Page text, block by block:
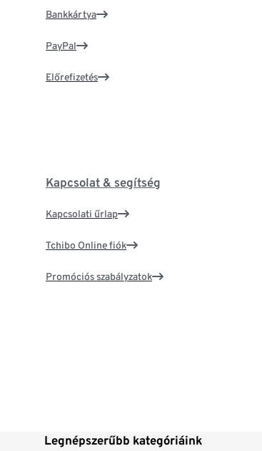
Bankkártya
PayPal
Előrefizetés
Kapcsolat & segítség
Kapcsolati űrlap
Tchibo Online fiók
Promóciós szabályzatok
Legnépszerűbb kategóriáink